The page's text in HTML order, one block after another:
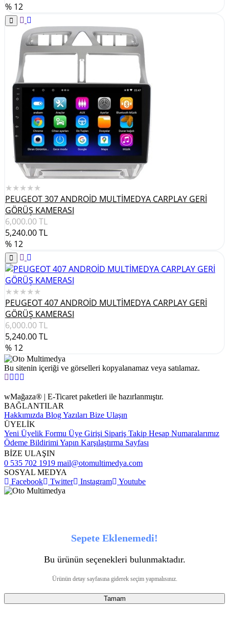
% 12
★★★★★
PEUGEOT 307 ANDROİD MULTİMEDYA CARPLAY GERİ
GÖRÜŞ KAMERASI
6,000.00TL
5,240.00TL
% 12
★★★★★
PEUGEOT 407 ANDROİD MULTİMEDYA CARPLAY GERİ
GÖRÜŞ KAMERASI
6,000.00TL
5,240.00TL
% 12
Bu sitenin içeriği ve görselleri kopyalanamaz veya satılamaz.
wMağaza® | E-Ticaret paketleri ile hazırlanmıştır.
BAĞLANTILAR
Hakkımızda Blog Yazıları Bize Ulaşın
ÜYELİK
Yeni Üyelik Formu Üye Girişi Sipariş Takip Hesap Numaralarımız
Ödeme Bildirimi Yapın Karşılaştırma Sayfası
BİZE ULAŞIN
0 535 702 1919 mail@otomultimedya.com
SOSYAL MEDYA
Facebook
Twitter Instagram Youtube
Sepete Eklenemedi!
Bu ürünün seçenekleri bulunmaktadır.
Ürünün detay sayfasına giderek seçim yapmalısınız.
Tamam